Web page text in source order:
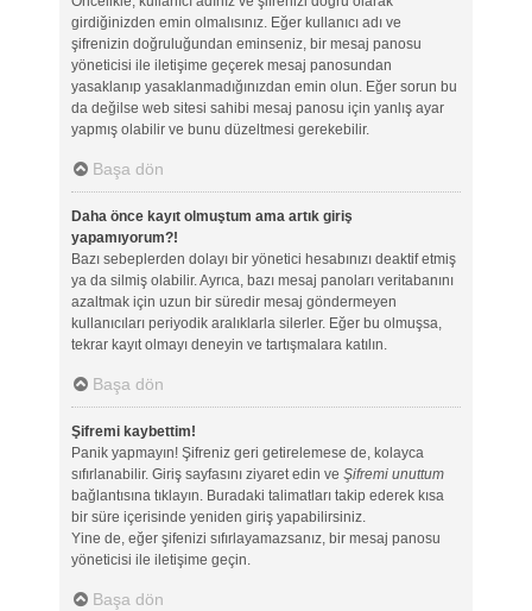
girdiğinizden emin olmalısınız. Eğer kullanıcı adı ve
şifrenizin doğruluğundan eminseniz, bir mesaj panosu
yöneticisi ile iletişime geçerek mesaj panosundan
yasaklanıp yasaklanmadığınızdan emin olun. Eğer sorun bu
da değilse web sitesi sahibi mesaj panosu için yanlış ayar
yapmış olabilir ve bunu düzeltmesi gerekebilir.
Başa dön
Daha önce kayıt olmuştum ama artık giriş
yapamıyorum?!
Bazı sebeplerden dolayı bir yönetici hesabınızı deaktif etmiş
ya da silmiş olabilir. Ayrıca, bazı mesaj panoları veritabanını
azaltmak için uzun bir süredir mesaj göndermeyen
kullanıcıları periyodik aralıklarla silerler. Eğer bu olmuşsa,
tekrar kayıt olmayı deneyin ve tartışmalara katılın.
Başa dön
Şifremi kaybettim!
Panik yapmayın! Şifreniz geri getirelemese de, kolayca
sıfırlanabilir. Giriş sayfasını ziyaret edin ve Şifremi unuttum
bağlantısına tıklayın. Buradaki talimatları takip ederek kısa
bir süre içerisinde yeniden giriş yapabilirsiniz.
Yine de, eğer şifenizi sıfırlayamazsanız, bir mesaj panosu
yöneticisi ile iletişime geçin.
Başa dön